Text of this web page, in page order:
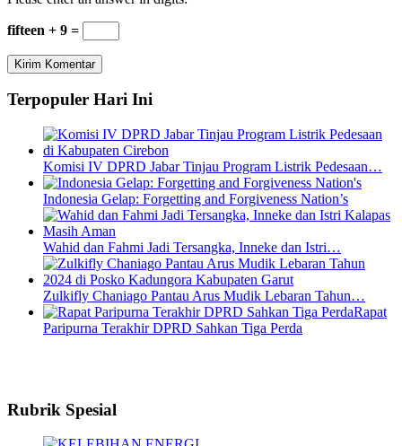
fifteen + 9 =
Terpopuler Hari Ini
Komisi IV DPRD Jabar Tinjau Program Listrik Pedesaan…
Indonesia Gelap: Forgetting and Forgiveness Nation’s
Wahid dan Fahmi Jadi Tersangka, Inneke dan Istri…
Zulkifly Chaniago Pantau Arus Mudik Lebaran Tahun…
Rapat
Paripurna Terakhir DPRD Sahkan Tiga Perda
Rubrik Spesial